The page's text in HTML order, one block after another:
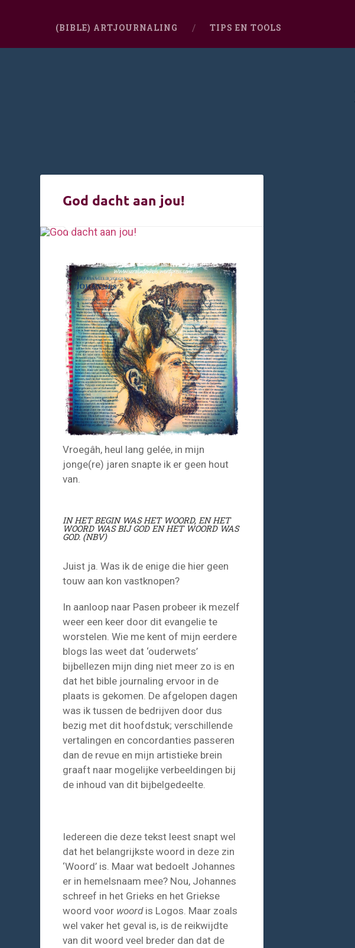
(BIBLE) ARTJOURNALING TIPS EN TOOLS
God dacht aan jou!
Vroegâh, heul lang gelée, in mijn
jonge(re) jaren snapte ik er geen hout
van.
IN HET BEGIN WAS HET WOORD, EN HET
WOORD WAS BIJ GOD EN HET WOORD WAS
GOD. (NBV)
Juist ja. Was ik de enige die hier geen
touw aan kon vastknopen?
In aanloop naar Pasen probeer ik mezelf
weer een keer door dit evangelie te
worstelen. Wie me kent of mijn eerdere
blogs las weet dat ‘ouderwets’
bijbellezen mijn ding niet meer zo is en
dat het bible journaling ervoor in de
plaats is gekomen. De afgelopen dagen
was ik tussen de bedrijven door dus
bezig met dit hoofdstuk; verschillende
vertalingen en concordanties passeren
dan de revue en mijn artistieke brein
graaft naar mogelijke verbeeldingen bij
de inhoud van dit bijbelgedeelte.
Iedereen die deze tekst leest snapt wel
dat het belangrijkste woord in deze zin
‘Woord’ is. Maar wat bedoelt Johannes
er in hemelsnaam mee? Nou, Johannes
schreef in het Grieks en het Griekse
woord voor woordis Logos. Maar zoals
wel vaker het geval is, is de reikwijdte
van dit woord veel breder dan dat de